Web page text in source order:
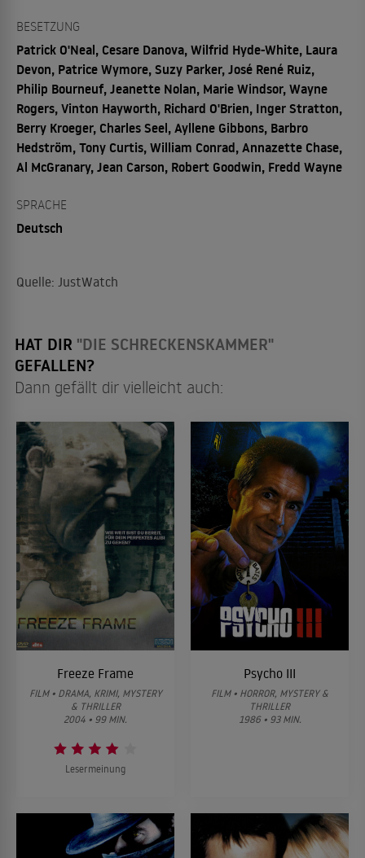
BESETZUNG
Patrick O'Neal, Cesare Danova, Wilfrid Hyde-White, Laura
Devon, Patrice Wymore, Suzy Parker, José René Ruiz,
Philip Bourneuf, Jeanette Nolan, Marie Windsor, Wayne
Rogers, Vinton Hayworth, Richard O'Brien, Inger Stratton,
Berry Kroeger, Charles Seel, Ayllene Gibbons, Barbro
Hedström, Tony Curtis, William Conrad, Annazette Chase,
Al McGranary, Jean Carson, Robert Goodwin, Fredd Wayne
SPRACHE
Deutsch
Quelle: JustWatch
HAT DIR "DIE SCHRECKENSKAMMER"
GEFALLEN?
Dann gefällt dir vielleicht auch:
Freeze Frame
FILM • DRAMA, KRIMI, MYSTERY
& THRILLER
2004 • 99 MIN.
Lesermeinung
Psycho III
FILM • HORROR, MYSTERY &
THRILLER
1986 • 93 MIN.